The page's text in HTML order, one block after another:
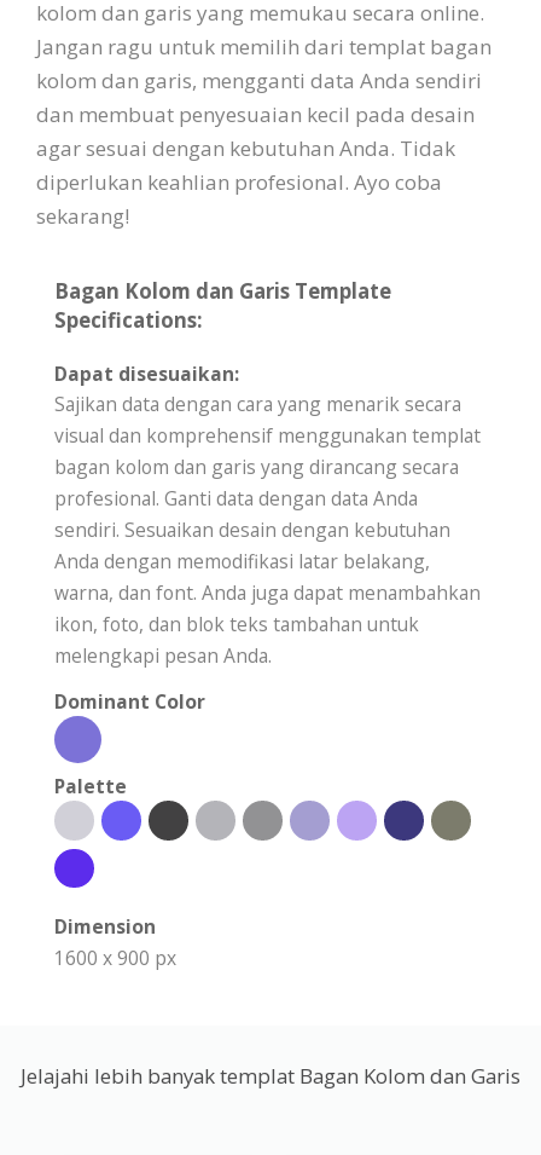
kolom dan garis yang memukau secara online.
Jangan ragu untuk memilih dari templat bagan
kolom dan garis, mengganti data Anda sendiri
dan membuat penyesuaian kecil pada desain
agar sesuai dengan kebutuhan Anda. Tidak
diperlukan keahlian profesional. Ayo coba
sekarang!
Bagan Kolom dan Garis Template
Specifications:
Dapat disesuaikan:
Sajikan data dengan cara yang menarik secara
visual dan komprehensif menggunakan templat
bagan kolom dan garis yang dirancang secara
profesional. Ganti data dengan data Anda
sendiri. Sesuaikan desain dengan kebutuhan
Anda dengan memodifikasi latar belakang,
warna, dan font. Anda juga dapat menambahkan
ikon, foto, dan blok teks tambahan untuk
melengkapi pesan Anda.
Dominant Color
Palette
Dimension
1600 x 900 px
Jelajahi lebih banyak templat Bagan Kolom dan Garis